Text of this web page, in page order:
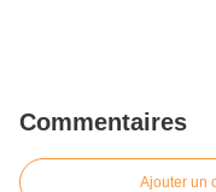
Commentaires
Ajouter un